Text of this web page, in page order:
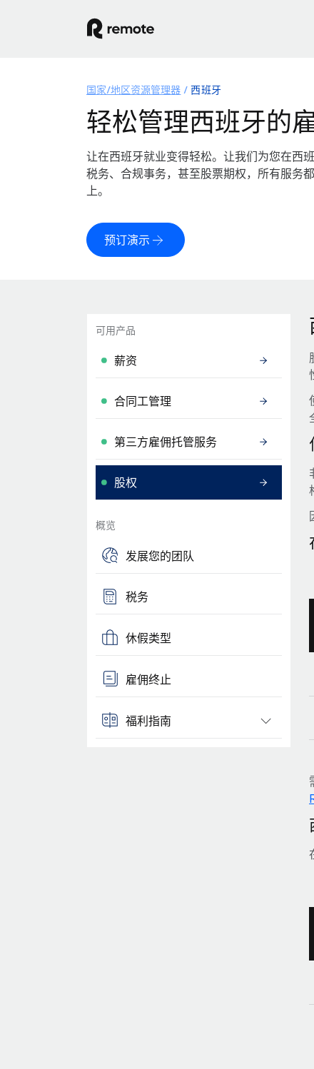
国家/地区资源管理器 西班牙
轻松管理西班牙的
让在西班牙就业变得轻松。让我们为您在西
税务、合规事务，甚至股票期权，所有服务
上。
预订演示
可用产品
薪资
合同工管理
第三方雇佣托管服务
股权
概览
发展您的团队
税务
休假类型
雇佣终止
福利指南